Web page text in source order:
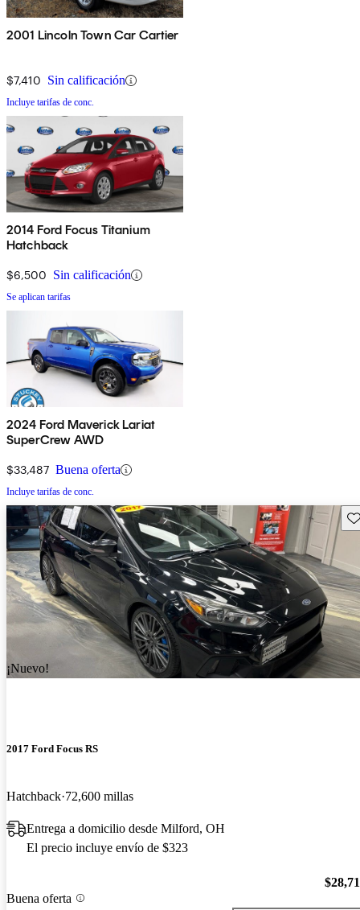
2001 Lincoln Town Car Cartier
$7,410 Sin calificación
Incluye tarifas de conc.
2014 Ford Focus Titanium
Hatchback
$6,500 Sin calificación
Se aplican tarifas
2024 Ford Maverick Lariat
SuperCrew AWD
$33,487 Buena oferta
Incluye tarifas de conc.
¡Nuevo!
2017 Ford Focus RS
Hatchback 72,600 millas
Entrega a domicilio desde Milford, OH
El precio incluye envío de $323
Buena oferta